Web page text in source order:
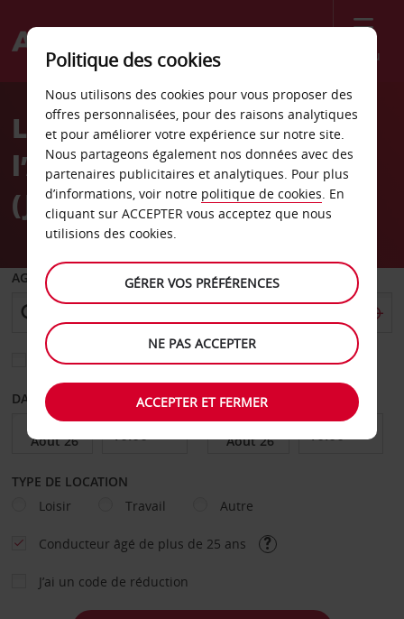
Menu
Welcome
AvisLa location de voiture à
l’Aéroport de Mykonos
(JMK)
AGENCE DE DÉPART
Sélectionnez une autre agence de retour
DATE DE DÉPART DATE DE RETOUR
TYPE DE LOCATION
Loisir
Travail Autre
Conducteur âgé de plus de 25 ans
J’ai un code de réduction
Politique des cookies
Nous utilisons des cookies pour vous proposer des
offres personnalisées, pour des raisons analytiques
et pour améliorer votre expérience sur notre site.
Nous partageons également nos données avec des
partenaires publicitaires et analytiques. Pour plus
d’informations, voir notre politique de cookies. En
cliquant sur ACCEPTER vous acceptez que nous
utilisions des cookies.
GÉRER VOS PRÉFÉRENCES
NE PAS ACCEPTER
ACCEPTER ET FERMER